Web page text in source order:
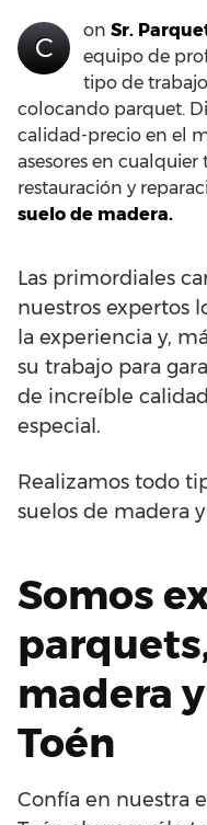
C
on Sr.
equipo de
tipo de
colocando parquet.
calidad-precio en el
asesores en
restauración y
suelo de madera.
Las primordiales
nuestros expertos
la experiencia y,
su trabajo para
de increíble
especial.
Realizamos todo
suelos de madera
Somos
madera
Toén
Confía en nuestra